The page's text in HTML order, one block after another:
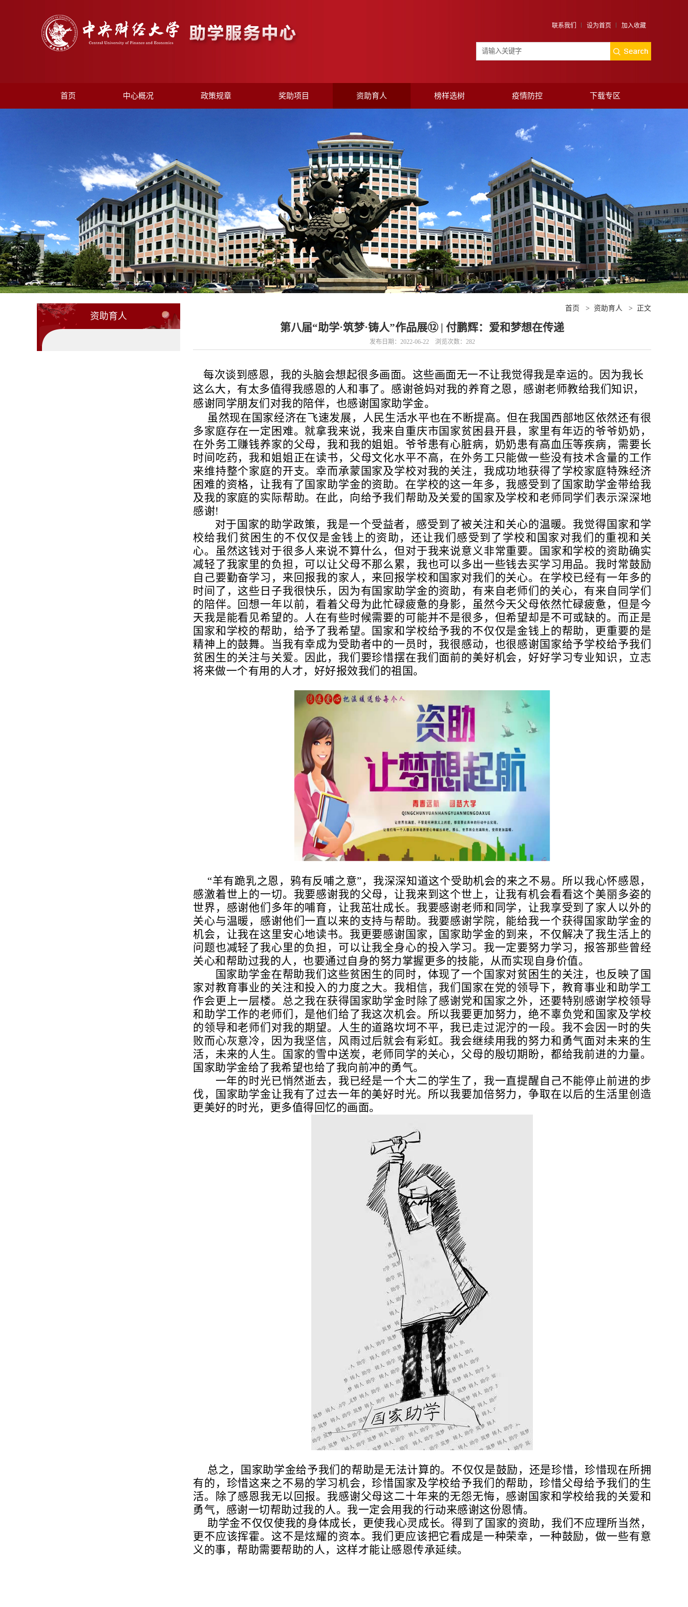
联系我们 设为首页 加入收藏
首页 中心概况 政策规章 奖助项目 资助育人 榜样选树 疫情防控 下载专区
资助育人
首页 > 资助育人 > 正文
第八届“助学·筑梦·铸人”作品展⑫ | 付鹏辉：爱和梦想在传递
发布日期：2022-06-22 浏览次数： 282
每次谈到感恩，我的头脑会想起很多画面。这些画面无一不让我觉得我是幸运的。因为我长
这么大，有太多值得我感恩的人和事了。感谢爸妈对我的养育之恩，感谢老师教给我们知识，
感谢同学朋友们对我的陪伴，也感谢国家助学金。
虽然现在国家经济在飞速发展，人民生活水平也在不断提高。但在我国西部地区依然还有很
多家庭存在一定困难。就拿我来说，我来自重庆市国家贫困县开县，家里有年迈的爷爷奶奶，
在外务工赚钱养家的父母，我和我的姐姐。爷爷患有心脏病，奶奶患有高血压等疾病，需要长
时间吃药，我和姐姐正在读书，父母文化水平不高，在外务工只能做一些没有技术含量的工作
来维持整个家庭的开支。幸而承蒙国家及学校对我的关注，我成功地获得了学校家庭特殊经济
困难的资格，让我有了国家助学金的资助。在学校的这一年多，我感受到了国家助学金带给我
及我的家庭的实际帮助。在此，向给予我们帮助及关爱的国家及学校和老师同学们表示深深地
感谢!
对于国家的助学政策，我是一个受益者，感受到了被关注和关心的温暖。我觉得国家和学
校给我们贫困生的不仅仅是金钱上的资助，还让我们感受到了学校和国家对我们的重视和关
心。虽然这钱对于很多人来说不算什么，但对于我来说意义非常重要。国家和学校的资助确实
减轻了我家里的负担，可以让父母不那么累，我也可以多出一些钱去买学习用品。我时常鼓励
自己要勤奋学习，来回报我的家人，来回报学校和国家对我们的关心。在学校已经有一年多的
时间了，这些日子我很快乐，因为有国家助学金的资助，有来自老师们的关心，有来自同学们
的陪伴。回想一年以前，看着父母为此忙碌疲惫的身影，虽然今天父母依然忙碌疲惫，但是今
天我是能看见希望的。人在有些时候需要的可能并不是很多，但希望却是不可或缺的。而正是
国家和学校的帮助，给予了我希望。
国家和学校给予我的不仅仅是金钱上的帮助，更重要的是
精神上的鼓舞。当我有幸成为受助者中的一员时，我很感动，也很感谢国家给予学校给予我们
贫困生的关注与关爱。因此，我们要珍惜摆在我们面前的美好机会，好好学习专业知识，立志
将来做一个有用的人才，好好报效我们的祖国。
“羊有跪乳之恩，鸦有反哺之意”，我深深知道这个受助机会的来之不易。所以我心怀感恩，
感激着世上的一切。我要感谢我的父母，让我来到这个世上，让我有机会看看这个美丽多姿的
世界，感谢他们多年的哺育，让我茁壮成长。我要感谢老师和同学，让我享受到了家人以外的
关心与温暖，感谢他们一直以来的支持与帮助。我要感谢学院，能给我一个获得国家助学金的
机会，让我在这里安心地读书。我更要感谢国家，国家助学金的到来，不仅解决了我生活上的
问题也减轻了我心里的负担，可以让我全身心的投入学习。我一定要努力学习，报答那些曾经
关心和帮助过我的人，也要通过自身的努力掌握更多的技能，从而实现自身价值。
国家助学金在帮助我们这些贫困生的同时，体现了一个国家对贫困生的关注，也反映了国
家对教育事业的关注和投入的力度之大。我相信，我们国家在党的领导下，教育事业和助学工
作会更上一层楼。总之我在获得国家助学金时除了感谢党和国家之外，还要特别感谢学校领导
和助学工作的老师们，是他们给了我这次机会。所以我要更加努力，绝不辜负党和国家及学校
的领导和老师们对我的期望。人生的道路坎坷不平，我已走过泥泞的一段。我不会因一时的失
败而心灰意冷，因为我坚信，风雨过后就会有彩虹。我会继续用我的努力和勇气面对未来的生
活，未来的人生。国家的雪中送炭，老师同学的关心，父母的殷切期盼，都给我前进的力量。
国家助学金给了我希望也给了我向前冲的勇气。
一年的时光已悄然逝去，我已经是一个大二的学生了，我一直提醒自己不能停止前进的步
伐，国家助学金让我有了过去一年的美好时光。所以我要加倍努力，争取在以后的生活里创造
更美好的时光，更多值得回忆的画面。
总之，国家助学金给予我们的帮助是无法计算的。不仅仅是鼓励，还是珍惜，珍惜现在所拥
有的，珍惜这来之不易的学习机会，珍惜国家及学校给予我们的帮助，珍惜父母给予我们的生
活。除了感恩我无以回报。我感谢父母这二十年来的无怨无悔，感谢国家和学校给我的关爱和
勇气，感谢一切帮助过我的人。我一定会用我的行动来感谢这份恩情。
助学金不仅仅使我的身体成长，更使我心灵成长。得到了国家的资助，我们不应理所当然，
更不应该挥霍。这不是炫耀的资本。我们更应该把它看成是一种荣幸，一种鼓励，做一些有意
义的事，帮助需要帮助的人，这样才能让感恩传承延续。